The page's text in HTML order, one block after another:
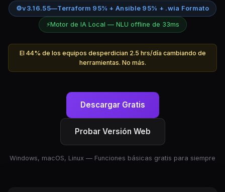
⚙v3.16.55—Terraform 95% + Ansible 95% + .wia Formato
⚡Motor de IA Local — NLU offline de 33ms
El 44% de los equipos desperdician 2.5 hrs/día cambiando de
herramientas. No más.
Descargar Gratis
Probar Versión Web
Windows, macOS, Linux — Funciones básicas gratis para siempre